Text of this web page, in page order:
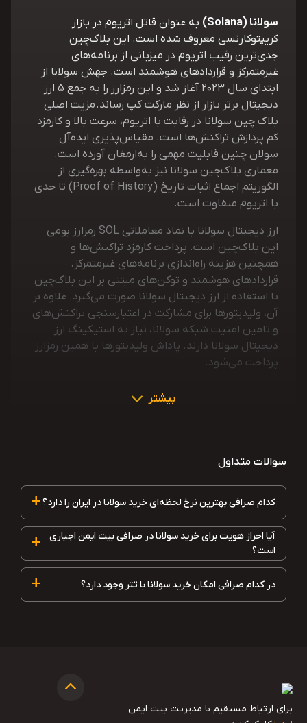
سولانا (Solana)
به عنوان قاتل اتریوم در بازار
کریپتوکارنسی معروف شده است. این بلاک‌چین
جدی‌ترین رقیب اتریوم در میزبانی از برنامه‌های
غیرمتمرکز و قراردادهای هوشمند است. جهش سولانا از
ابتدای سال 2023 آغاز شد و این رمزارز را به جمع 5 ارز
دیجیتال برتر بازار از نظر مارکت کپ رساند. مزیت اصلی
بلاک چین سولانا در رقابت با اتریوم، سرعت بالا و کارمزد
کم پردازش تراکنش‌ها است. مقیاس‌پذیری ایده‌آل
سولان چنین قابلیت مهمی را به‌ارمغان آورده است.
معماری بلاک‌چین سولانا نیز به‌واسطه بهره‌گیری از
الگوریتم اجماع اثبات تاریخ (Proof of History) تا حدی
با اتریوم متفاوت است.
ارز دیجیتال سولانا با نماد معاملاتی SOL رمزارز بومی
این بلاک‌چین است. پرداخت کارمزد تراکنش‌ها و
همچنین هزینه راه‌اندازی برنامه‌های غیرمتمرکز،
قراردادهای هوشمند و توکن‌های مبتنی بر این بلاک‌چین
با استفاده از ارز دیجیتال سولانا صورت می‌گیرد. علاوه بر
آن، ولیدیتورها برای مشارکت در اعتبارسنجی تراکنش‌های
و تامین امنیت شبکه سولانا، نیاز به استیکینگ ارز
دیجیتال سولانا دارند. پاداش ولیدیتورها با همین رمزارز
پرداخت می‌شود.
بیشتر
سوالات متداول
کدام صرافی بهترین نرخ لحظه‌ای خرید سولانا در ایران را دارد؟+
آیا احراز هویت برای خرید سولانا در صرافی بیت ایمن اجباری
است؟
+
در کدام صرافی امکان خرید سولانا با تتر وجود دارد؟ +
برای ارتباط مستقیم با مدیریت بیت ایمن